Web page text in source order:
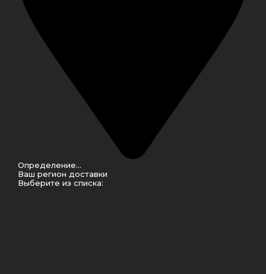
Определение...
Ваш регион доставки
Выберите из списка: